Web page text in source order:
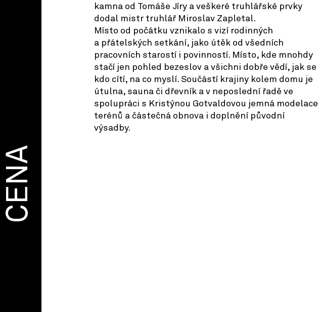
kamna od Tomáše Jíry a veškeré truhlářské prvky
dodal mistr truhlář Miroslav Zapletal.
Místo od počátku vznikalo s vizí rodinných
a přátelských setkání, jako útěk od všedních
pracovních starostí i povinností. Místo, kde mnohdy
stačí jen pohled bezeslov a všichni dobře vědí, jak se
kdo cítí, na co myslí. Součástí krajiny kolem domu je
útulna, sauna či dřevník a v neposlední řadě ve
spolupráci s Kristýnou Gotvaldovou jemná modelace
terénů a částečná obnova i doplnění původní
výsadby.
CENA